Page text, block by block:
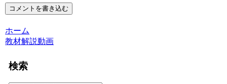
コメントを書き込む
ホーム
教材解説動画
検索